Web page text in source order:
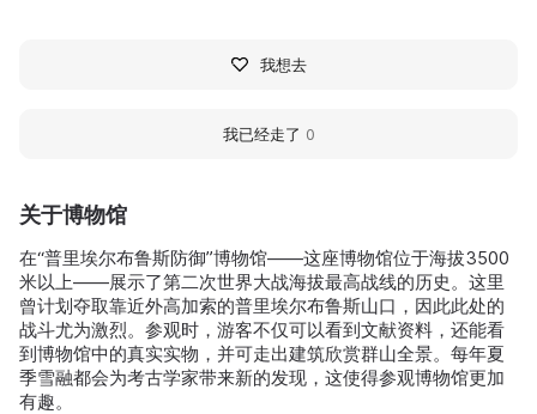
关于博物馆
在“普里埃尔布鲁斯防御”博物馆——这座博物馆位于海拔3500
米以上——展示了第二次世界大战海拔最高战线的历史。这里
曾计划夺取靠近外高加索的普里埃尔布鲁斯山口，因此此处的
战斗尤为激烈。参观时，游客不仅可以看到文献资料，还能看
到博物馆中的真实实物，并可走出建筑欣赏群山全景。每年夏
季雪融都会为考古学家带来新的发现，这使得参观博物馆更加
有趣。
我想去
我已经走了 0